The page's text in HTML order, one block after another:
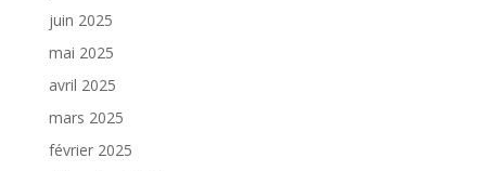
juin 2025
mai 2025
avril 2025
mars 2025
février 2025